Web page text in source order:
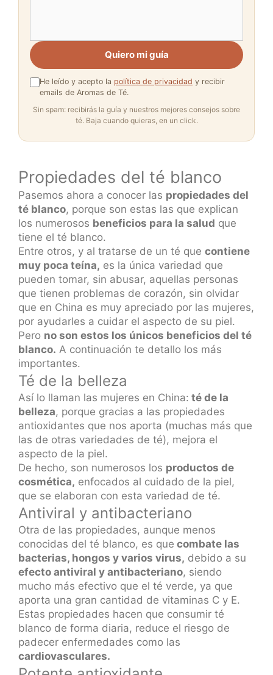
Quiero mi guía
He leído y acepto la política de privacidad y recibir
emails de Aromas de Té.
Sin spam: recibirás la guía y nuestros mejores consejos sobre
té. Baja cuando quieras, en un click.
Propiedades del té blanco
Pasemos ahora a conocer las propiedades del
té blanco, porque son estas las que explican
los numerosos beneficios para la salud que
tiene el té blanco.
Entre otros, y al tratarse de un té que contiene
muy poca teína, es la única variedad que
pueden tomar, sin abusar, aquellas personas
que tienen problemas de corazón, sin olvidar
que en China es muy apreciado por las mujeres,
por ayudarles a cuidar el aspecto de su piel.
Pero no son estos los únicos beneficios del té
blanco. A continuación te detallo los más
importantes.
Té de la belleza
Así lo llaman las mujeres en China: té de la
belleza, porque gracias a las propiedades
antioxidantes que nos aporta (muchas más que
las de otras variedades de té), mejora el
aspecto de la piel.
De hecho, son numerosos los productos de
cosmética, enfocados al cuidado de la piel,
que se elaboran con esta variedad de té.
Antiviral y antibacteriano
Otra de las propiedades, aunque menos
conocidas del té blanco, es que combate las
bacterias, hongos y varios virus, debido a su
efecto antiviral y antibacteriano, siendo
mucho más efectivo que el té verde, ya que
aporta una gran cantidad de vitaminas C y E.
Estas propiedades hacen que consumir té
blanco de forma diaria, reduce el riesgo de
padecer enfermedades como las
cardiovasculares.